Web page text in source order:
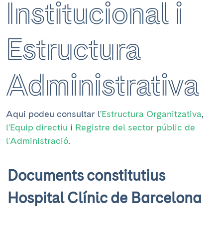
Institucional i
Estructura
Administrativa
Aqui podeu consultar l'Estructura Organitzativa,
l'Equip directiu i Registre del sector públic de
l'Administració.
Documents constitutius
Hospital Clínic de Barcelona